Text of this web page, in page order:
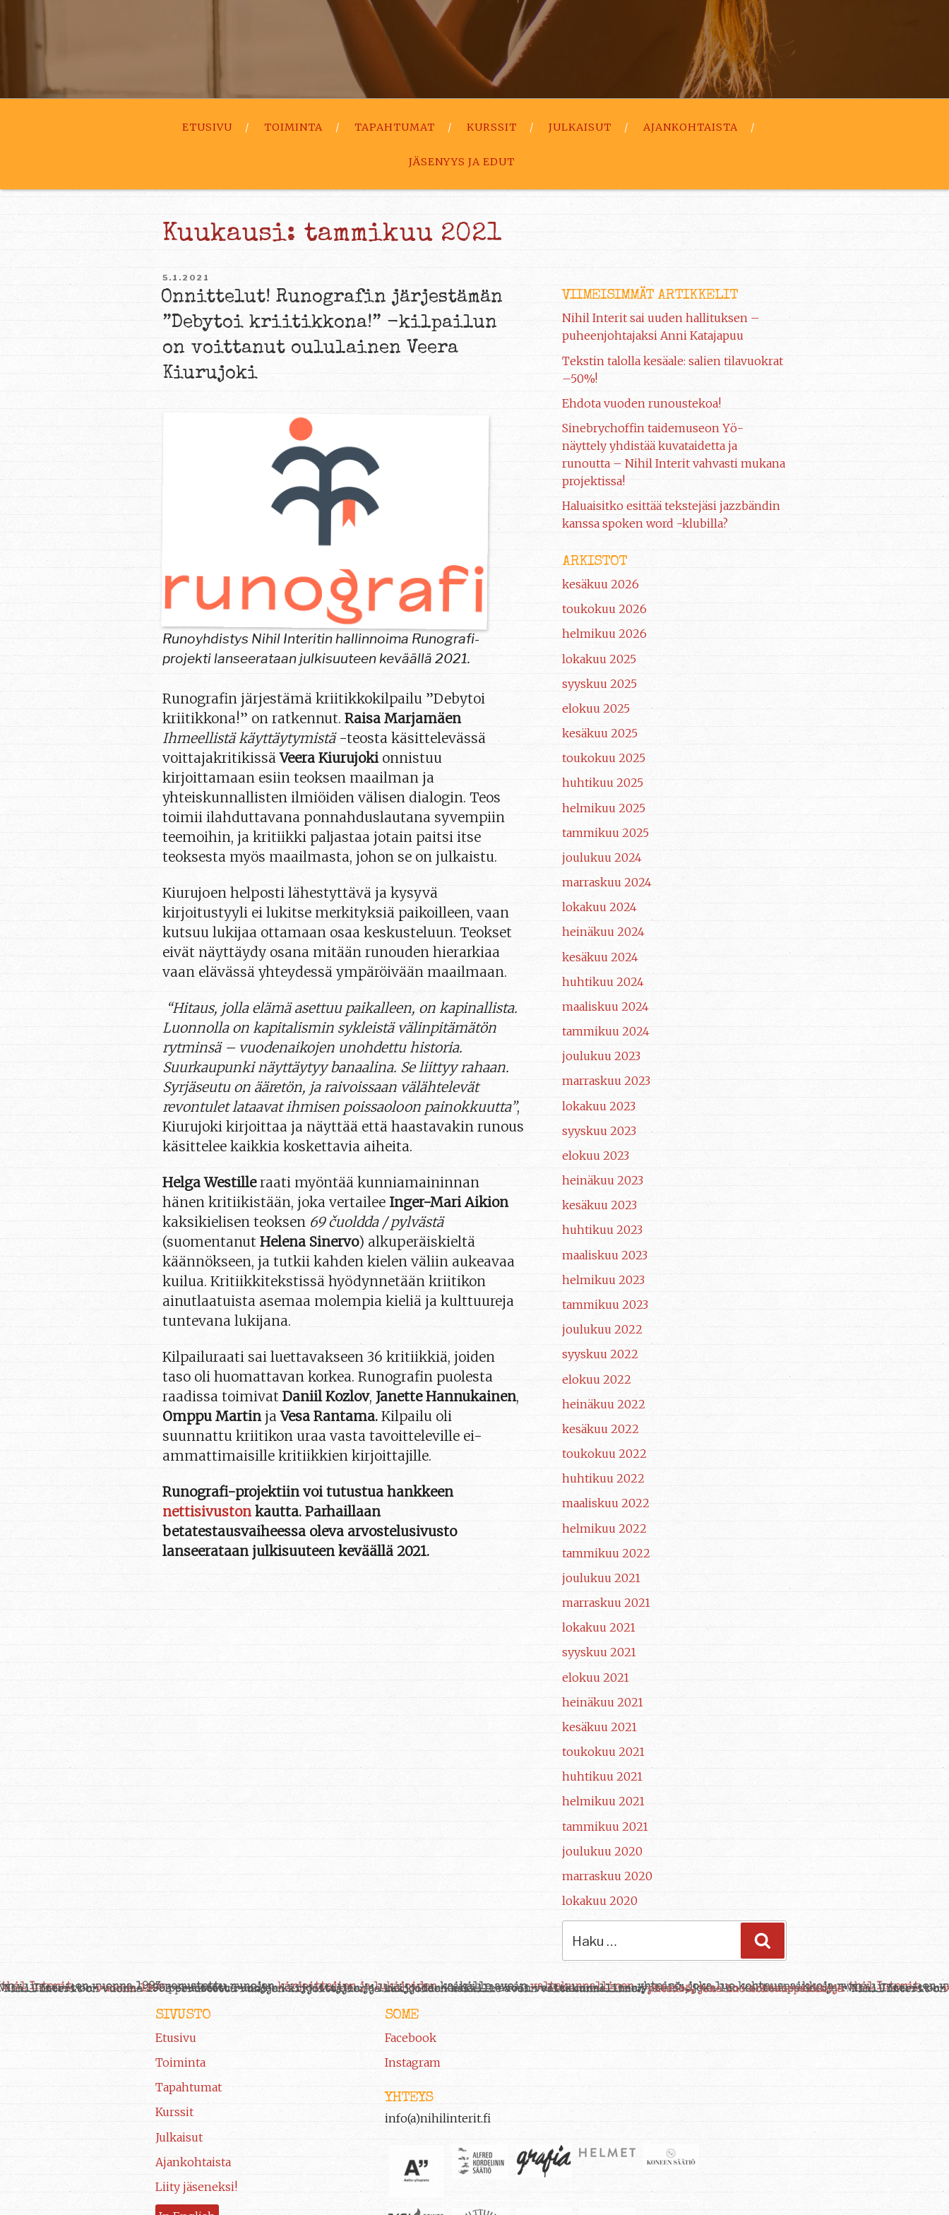
ETUSIVU TOIMINTA TAPAHTUMAT KURSSIT JULKAISUT AJANKOHTAISTA
JÄSENYYS JA EDUT
Kuukausi: tammikuu 2021
JULKAISTU
5.1.2021
Onnittelut! Runografin järjestämän
”Debytoi kriitikkona!” -kilpailun
on voittanut oululainen Veera
Kiurujoki
Runoyhdistys Nihil Interitin hallinnoima Runografi-
projekti lanseerataan julkisuuteen keväällä 2021.
Runografin järjestämä kriitikkokilpailu ”Debytoi
kriitikkona!” on ratkennut. Raisa Marjamäen
Ihmeellistä käyttäytymistä-teosta käsittelevässä
voittajakritikissäVeera Kiurujokionnistuu
kirjoittamaan esiin teoksen maailman ja
yhteiskunnallisten ilmiöiden välisen dialogin. Teos
toimii ilahduttavana ponnahduslautana syvempiin
teemoihin, ja kritiikki paljastaa jotain paitsi itse
teoksesta myös maailmasta, johon se on julkaistu.
Kiurujoen helposti lähestyttävä ja kysyvä
kirjoitustyyli ei lukitse merkityksiä paikoilleen, vaan
kutsuu lukijaa ottamaan osaa keskusteluun. Teokset
eivät näyttäydy osana mitään runouden hierarkiaa
vaan elävässä yhteydessä ympäröivään maailmaan.
“Hitaus, jolla elämä asettuu paikalleen, on kapinallista.
Luonnolla on kapitalismin sykleistä välinpitämätön
rytminsä – vuodenaikojen unohdettu historia.
Suurkaupunki näyttäytyy banaalina. Se liittyy rahaan.
Syrjäseutu on ääretön, ja raivoissaan välähtelevät
revontulet lataavat ihmisen poissaoloon painokkuutta”,
Kiurujoki kirjoittaa ja näyttää että haastavakin runous
käsittelee kaikkia koskettavia aiheita.
Helga Westilleraati myöntää kunniamaininnan
hänen kritiikistään, joka vertailee Inger-Mari Aikion
kaksikielisen teoksen 69 čuoldda / pylvästä
(suomentanut Helena Sinervo) alkuperäiskieltä
käännökseen, ja tutkii kahden kielen väliin aukeavaa
kuilua. Kritiikkitekstissä hyödynnetään kriitikon
ainutlaatuista asemaa molempia kieliä ja kulttuureja
tuntevana lukijana.
Kilpailuraati sai luettavakseen 36 kritiikkiä, joiden
taso oli huomattavan korkea. Runografin puolesta
raadissa toimivat Daniil Kozlov, Janette Hannukainen,
Omppu Martin jaVesa Rantama.Kilpailu oli
suunnattu kriitikon uraa vasta tavoitteleville ei-
ammattimaisille kritiikkien kirjoittajille.
Runografi-projektiin voi tutustua hankkeen
nettisivustonkautta. Parhaillaan
betatestausvaiheessa oleva arvostelusivusto
lanseerataan julkisuuteen keväällä 2021.
VIIMEISIMMÄT ARTIKKELIT
Nihil Interit sai uuden hallituksen –
puheenjohtajaksi Anni Katajapuu
Tekstin talolla kesäale: salien tilavuokrat
–50%!
Ehdota vuoden runoustekoa!
Sinebrychoffin taidemuseon Yö-
näyttely yhdistää kuvataidetta ja
runoutta – Nihil Interit vahvasti mukana
projektissa!
Haluaisitko esittää tekstejäsi jazzbändin
kanssa spoken word -klubilla?
ARKISTOT
kesäkuu 2026
toukokuu 2026
helmikuu 2026
lokakuu 2025
syyskuu 2025
elokuu 2025
kesäkuu 2025
toukokuu 2025
huhtikuu 2025
helmikuu 2025
tammikuu 2025
joulukuu 2024
marraskuu 2024
lokakuu 2024
heinäkuu 2024
kesäkuu 2024
huhtikuu 2024
maaliskuu 2024
tammikuu 2024
joulukuu 2023
marraskuu 2023
lokakuu 2023
syyskuu 2023
elokuu 2023
heinäkuu 2023
kesäkuu 2023
huhtikuu 2023
maaliskuu 2023
helmikuu 2023
tammikuu 2023
joulukuu 2022
syyskuu 2022
elokuu 2022
heinäkuu 2022
kesäkuu 2022
toukokuu 2022
huhtikuu 2022
maaliskuu 2022
helmikuu 2022
tammikuu 2022
joulukuu 2021
marraskuu 2021
lokakuu 2021
syyskuu 2021
elokuu 2021
heinäkuu 2021
kesäkuu 2021
toukokuu 2021
huhtikuu 2021
helmikuu 2021
tammikuu 2021
joulukuu 2020
marraskuu 2020
lokakuu 2020
SIVUSTO
Etusivu
Toiminta
Tapahtumat
Kurssit
Julkaisut
Ajankohtaista
Liity jäseneksi!
SOME
Facebook
Instagram
YHTEYS
info(a)nihilinterit.fi